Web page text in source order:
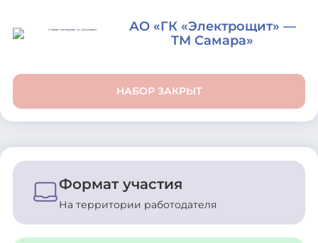
АО «ГК «Электрощит» —
ТМ Самара»
НАБОР ЗАКРЫТ
Формат участия
На территории работодателя